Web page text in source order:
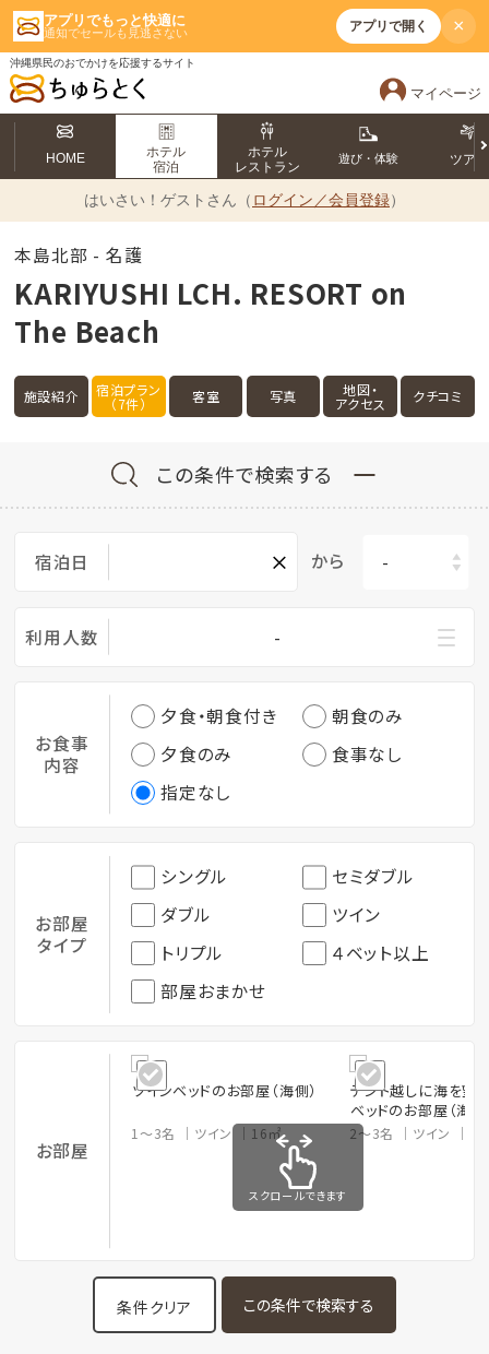
アプリでもっと快適に
通知でセールも見逃さない アプリで開く ×
沖縄県民のおでかけを応援するサイト
マイページ
HOME
ホテル
宿泊
ホテル
レストラン
遊び・体験 ツアー
はいさい！ ゲストさん（ ログイン／会員登録）
本島北部 - 名護
KARIYUSHI LCH. RESORT on
The Beach
施設紹介 宿泊プラン
（7件） 客室 写真 地図・
アクセス クチコミ
この条件で検索する
宿泊日 × から
利用人数 -
お食事
内容
夕食・朝食付き
朝食のみ
夕食のみ
食事なし
指定なし
お部屋
タイプ
シングル
セミダブル
ダブル
ツイン
トリプル
４ベット以上
部屋おまかせ
お部屋
ツインベッドのお部屋（海側）
1～3名 ツイン 16㎡
テント越しに海を望
ベッドのお部屋（海
2～3名 ツイン
スクロールできます
条件クリア